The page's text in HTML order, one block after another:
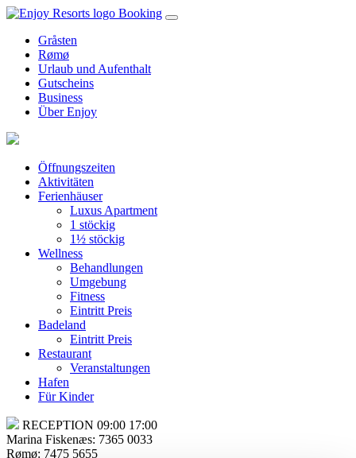
Booking
Gråsten
Rømø
Urlaub und Aufenthalt
Gutscheins
Business
Über Enjoy
Öffnungszeiten
Aktivitäten
Ferienhäuser
Luxus Apartment
1 stöckig
1½ stöckig
Wellness
Behandlungen
Umgebung
Fitness
Eintritt Preis
Badeland
Eintritt Preis
Restaurant
Veranstaltungen
Hafen
Für Kinder
RECEPTION 09:00 17:00
Marina Fiskenæs: 7365 0033
Rømø: 7475 5655